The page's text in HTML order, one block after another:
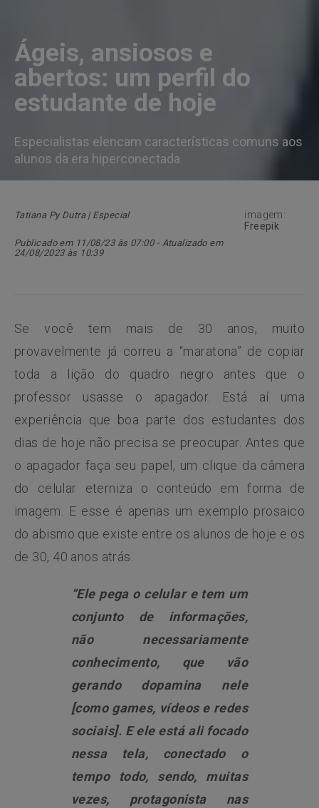
Ágeis, ansiosos e
abertos: um perfil do
estudante de hoje
Especialistas elencam características comuns aos
alunos da era hiperconectada
Tatiana Py Dutra | Especial
Publicado em 11/08/23 às 07:00 - Atualizado em
24/08/2023 às 10:39
imagem:
Freepik
Se você tem mais de 30 anos, muito
provavelmente já correu a “maratona” de copiar
toda a lição do quadro negro antes que o
professor usasse o apagador. Está aí uma
experiência que boa parte dos estudantes dos
dias de hoje não precisa se preocupar. Antes que
o apagador faça seu papel, um clique da câmera
do celular eterniza o conteúdo em forma de
imagem. E esse é apenas um exemplo prosaico
do abismo que existe entre os alunos de hoje e os
de 30, 40 anos atrás.
“Ele pega o celular e tem um
conjunto de informações,
não necessariamente
conhecimento, que vão
gerando dopamina nele
[como games, vídeos e redes
sociais]. E ele está ali focado
nessa tela, conectado o
tempo todo, sendo, muitas
vezes, protagonista nas